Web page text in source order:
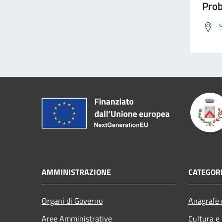
AMMINISTRAZIONE
Organi di Governo
Aree Amministrative
Cultura